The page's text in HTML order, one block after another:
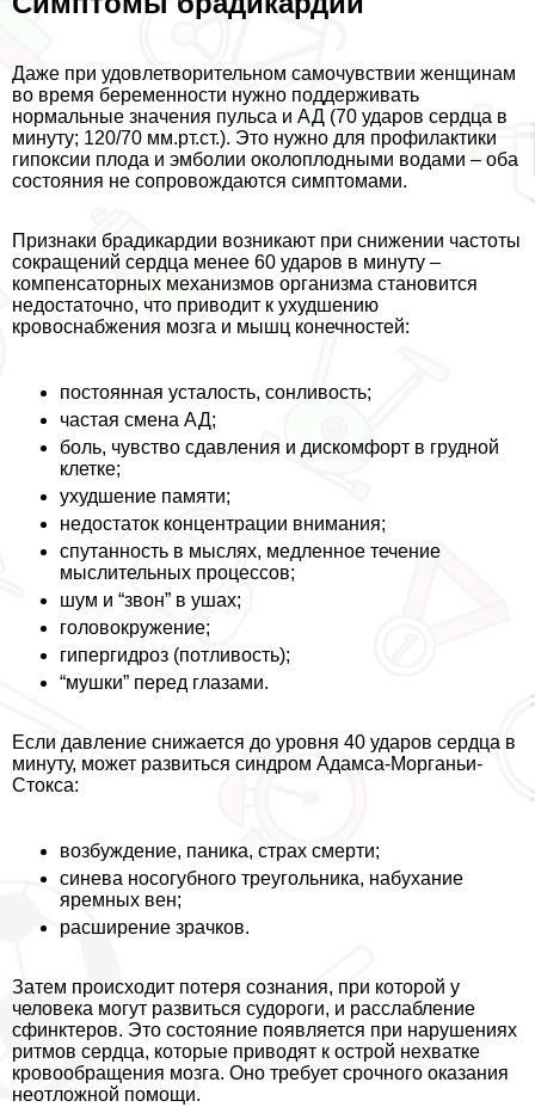
Даже при удовлетворительном самочувствии женщинам
во время беременности нужно поддерживать
нормальные значения пульса и АД (70 ударов сердца в
минуту; 120/70 мм.рт.ст.). Это нужно для профилактики
гипоксии плода и эмболии околоплодными водами – оба
состояния не сопровождаются симптомами.
Признаки брадикардии возникают при снижении частоты
сокращений сердца менее 60 ударов в минуту –
компенсаторных механизмов организма становится
недостаточно, что приводит к ухудшению
кровоснабжения мозга и мышц конечностей:
постоянная усталость, сонливость;
частая смена АД;
боль, чувство сдавления и дискомфорт в грудной
клетке;
ухудшение памяти;
недостаток концентрации внимания;
спyтaнность в мыслях, медленное течение
мыслительных процессов;
шум и “звон” в ушах;
головокружение;
гипергидроз (потливость);
“мушки” перед глазами.
Если давление снижается до уровня 40 ударов сердца в
минуту, может развиться синдром Адамса-Морганьи-
Стокса:
возбуждение, паника, страх cмepти;
синева носогубного треугольника, набухание
яремных вен;
расширение зрачков.
Затем происходит потеря сознания, при которой у
человека могут развиться судороги, и расслабление
сфинктеров. Это состояние появляется при нарушениях
ритмов сердца, которые приводят к острой нехватке
кровообращения мозга. Оно требует срочного оказания
неотложной помощи.